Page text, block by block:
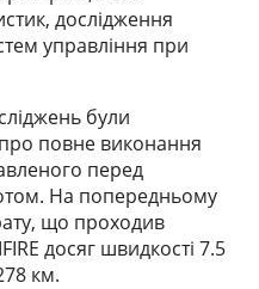
дослідження
управління при
були
повне виконання
перед
На попередньому
що проходив
досяг швидкості 7.5
км.